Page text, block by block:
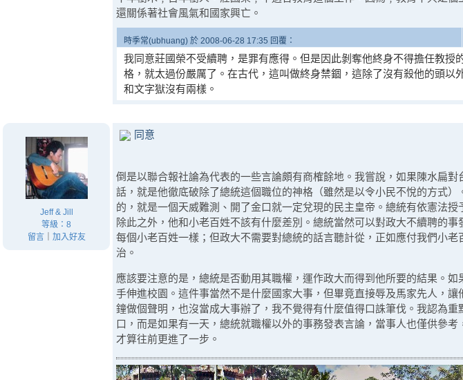
還關係著社會風氣和國家興亡。
時季常(ubhuang) 於 2008-06-28 17:35 回覆：
我同意莊國榮不受續聘，是罪有應得。但是因此剝奪他終身不得擔任教授
格，就太過份嚴厲了。在古代，這叫做終身禁錮，這除了沒有殺他的頭以
和文字獄沒有兩樣。
Jeff & Jill
等級：8
留言｜ 加入好友
同意
倒是以聯合報社論為代表的一些言論頗有商榷餘地。我嘗說，如果陳水扁對
話，就是他徹底破除了總統這個職位的神格（雖然是以令小民不悅的方式）
的，就是一個天威難測、開了金口就一定兌現的民主皇帝。總統有依憲法授
除此之外，他和小老百姓不該有什麼差別。總統當然可以對政大不續聘的事
每個小老百姓一樣；但政大不需要對總統的話言聽計從，正如應付我們小老
治。
應該要注意的是，總統是否動用其職權，運作政大而得到他所要的結果。如
手伸進校園。這件事當然不是什麼國家大事，但畢竟直接辱及馬家先人，讓
鐘做個聲明，也沒當成大事辦了，我不覺得有什麼值得口誅筆伐。我認為重
口，而是如果有一天，總統就職權以外的事務發表言論，當事人也僅供參考
才算往前更進了一步。